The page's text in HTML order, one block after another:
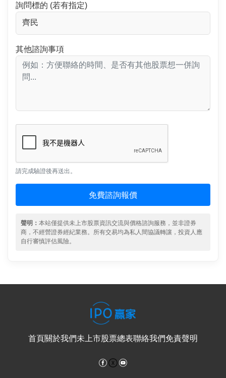
詢問標的 (若有指定)
其他諮詢事項
請完成驗證後再送出。
免費諮詢報價
聲明： 本站僅提供未上市股票資訊交流與價格諮詢服務，並非證券
商，不經營證券經紀業務。所有交易均為私人間協議轉讓，投資人應
自行審慎評估風險。
首頁關於我們未上市股票總表聯絡我們免責聲明
Facebook